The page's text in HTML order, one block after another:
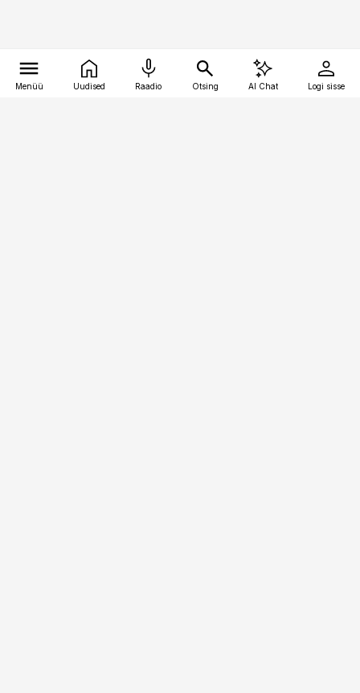
Menüü Uudised Raadio Otsing AI Chat Logi sisse